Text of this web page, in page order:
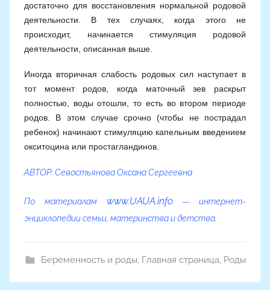
достаточно для восстановления нормальной родовой
деятельности. В тех случаях, когда этого не
происходит, начинается стимуляция родовой
деятельности, описанная выше.
Иногда вторичная слабость родовых сил наступает в
тот момент родов, когда маточный зев раскрыт
полностью, воды отошли, то есть во втором периоде
родов. В этом случае срочно (чтобы не пострадал
ребенок) начинают стимуляцию капельным введением
окситоцина или простагландинов.
АВТОР: Севостьянова Оксана Сергеевна
По материалам www.UAUA.info— интернет-
энциклопедии семьи, материнства и детства.
Беременность и роды, Главная страница, Роды